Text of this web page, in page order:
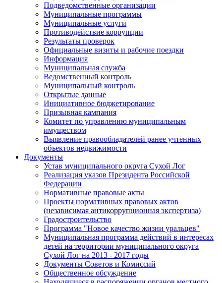
Подведомственные организации
Муниципальные программы
Муниципальные услуги
Противодействие коррупции
Результаты проверок
Официальные визиты и рабочие поездки
Информация
Муниципальная служба
Ведомственный контроль
Муниципальный контроль
Открытые данные
Инициативное бюджетирование
Призывная кампания
Комитет по управлению муниципальным
имуществом
Выявление правообладателей ранее учтенных
объектов недвижимости
Документы
Устав муниципального округа Сухой Лог
Реализация указов Президента Российской
Федерации
Нормативные правовые акты
Проекты нормативных правовых актов
(независимая антикоррупционная экспертиза)
Градостроительство
Программа "Новое качество жизни уральцев"
Муниципальная программа действий в интересах
детей на территории муниципального округа
Сухой Лог на 2013 - 2017 годы
Документы Советов и Комиссий
Общественное обсуждение